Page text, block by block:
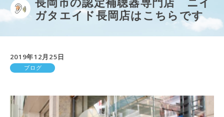
ガタエイド長岡店はこちらです
2019年12月25日
ブログ